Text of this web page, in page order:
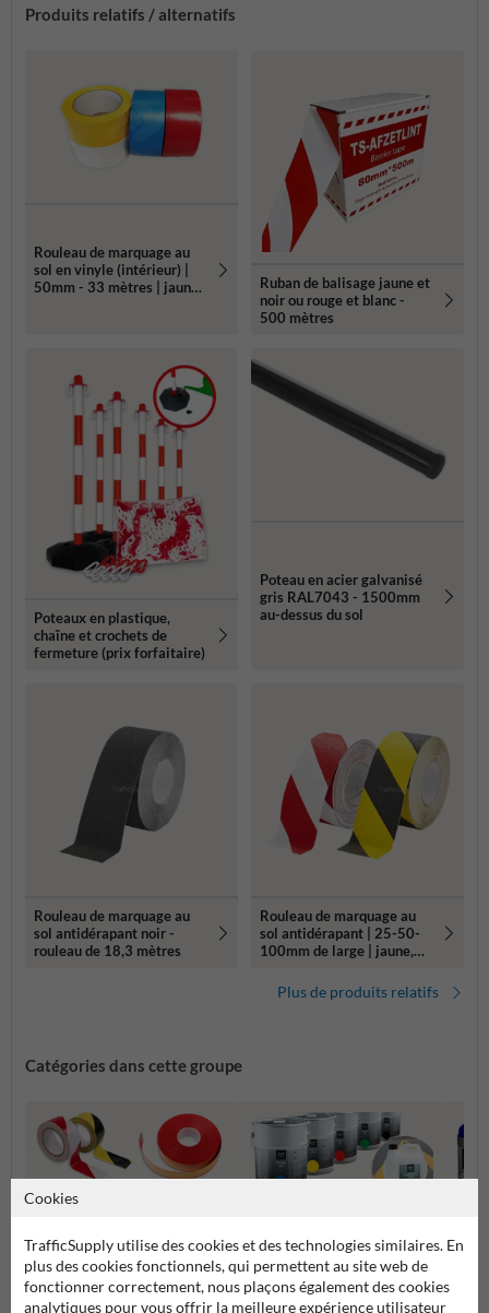
Produits relatifs / alternatifs
Rouleau de marquage au
sol en vinyle (intérieur) |
50mm - 33 mètres | jaune,
Ruban de balisage jaune et
noir ou rouge et blanc -
500 mètres
Poteaux en plastique,
chaîne et crochets de
fermeture (prix forfaitaire)
Poteau en acier galvanisé
gris RAL7043 - 1500mm
au-dessus du sol
Rouleau de marquage au
sol antidérapant noir -
rouleau de 18,3 mètres
Rouleau de marquage au
sol antidérapant | 25-50-
100mm de large | jaune,
mètres
Plus de produits relatifs
Catégories dans cette groupe
Cookies
TrafficSupply utilise des cookies et des technologies similaires. En
plus des cookies fonctionnels, qui permettent au site web de
fonctionner correctement, nous plaçons également des cookies
analytiques pour vous offrir la meilleure expérience utilisateur